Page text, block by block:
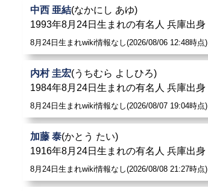
中西 亜結(なかにし あゆ)
1993年8月24日生まれの有名人 兵庫出身
8月24日生まれwiki情報なし(2026/08/06 12:48時点)
内村 圭宏(うちむら よしひろ)
1984年8月24日生まれの有名人 兵庫出身
8月24日生まれwiki情報なし(2026/08/07 19:04時点)
加藤 泰(かとう たい)
1916年8月24日生まれの有名人 兵庫出身
8月24日生まれwiki情報なし(2026/08/08 21:27時点)